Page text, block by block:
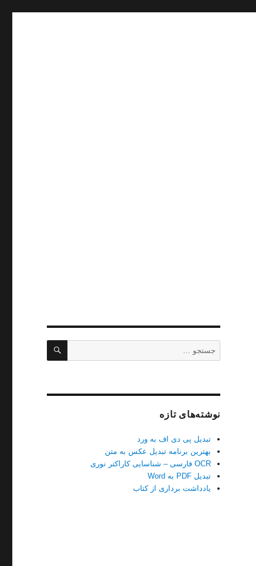
برای:
جستجو
نوشته‌های تازه
تبدیل پی دی اف به ورد
بهترین برنامه تبدیل عکس به متن
OCR فارسی – شناسایی کاراکتر نوری
تبدیل PDF به Word
یادداشت برداری از کتاب